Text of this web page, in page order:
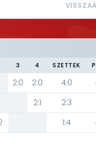
3 4 SZETTEK
2:0 2:0 4:0
2:1 2:3
1:4